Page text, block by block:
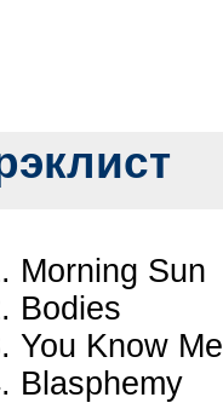
Morning Sun
Bodies
You Know Me
Blasphemy